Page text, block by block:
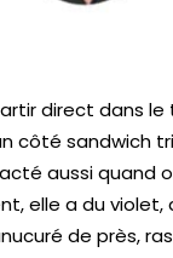
direct dans
côté sandwich
aussi quand
elle a du violet,
de près,